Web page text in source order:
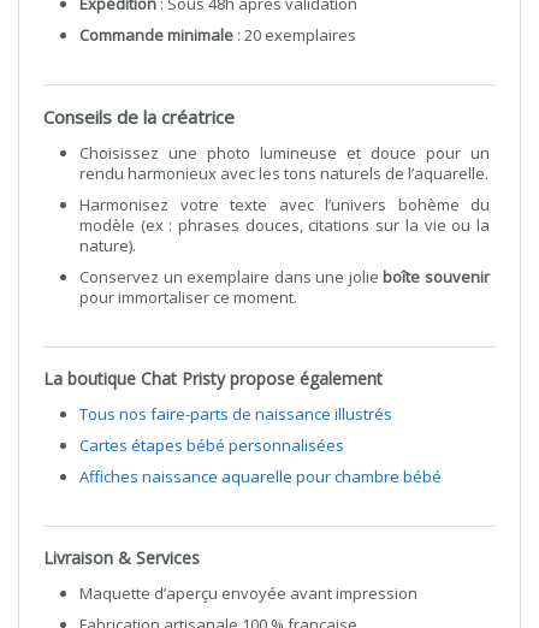
Commande minimale : 20 exemplaires
Conseils de la créatrice
Choisissez une photo lumineuse et douce pour un
rendu harmonieux avec les tons naturels de l’aquarelle.
Harmonisez votre texte avec l’univers bohème du
modèle (ex : phrases douces, citations sur la vie ou la
nature).
Conservez un exemplaire dans une jolieboîte souvenir
pour immortaliser ce moment.
La boutique Chat Pristy propose également
Tous nos faire-parts de naissance illustrés
Cartes étapes bébé personnalisées
Affiches naissance aquarelle pour chambre bébé
Livraison & Services
Maquette d’aperçu envoyée avant impression